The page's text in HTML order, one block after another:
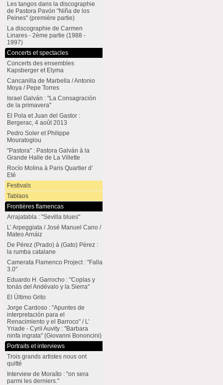
Les tangos dans la discographie
de Pastora Pavón "Niña de los
Peines" (première partie)
La discographie de Carmen
Linares - 2ème partie (1988 -
1997)
Concerts et spectacles
Concerts des ensembles
Kapsberger et Elyma
Cancanilla de Marbella / Antonio
Moya / Pepe Torres
Israel Galván : "La Consagración
de la primavera"
El Pola et Juan del Gastor :
Bergerac, 4 août 2013
Pedro Soler et Philippe
Mouratoglou
"Pastora" : Pastora Galván à la
Grande Halle de La Villette
Rocío Molina à Paris Quartier d’
Eté
Festivals
Tablaos
Frontières flamencas
Arrajatabla : "Sevilla blues"
L’ Arpeggiata / José Manuel Cano /
Mateo Arnáiz
De Pérez (Prado) à (Gato) Pérez :
la rumba catalane
Camerata Flamenco Project : "Falla
3.0"
Eduardo H. Garrocho : "Coplas y
tonás del Andévalo y la Sierra"
El Último Grito
Jorge Cardoso : "Apuntes de
interpretación para el
Renacimiento y el Barroco" / L’
Yriade - Cyril Auvity : "Barbara
ninfa ingrata" (Giovanni Bononcini)
Portraits et interviews
Trois grands artistes nous ont
quitté
Interview de Moraíto : "on sera
parmi les derniers."